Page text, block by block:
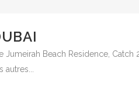
Jumeirah Beach Residence,